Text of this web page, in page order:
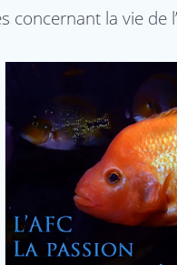
concernant la vie